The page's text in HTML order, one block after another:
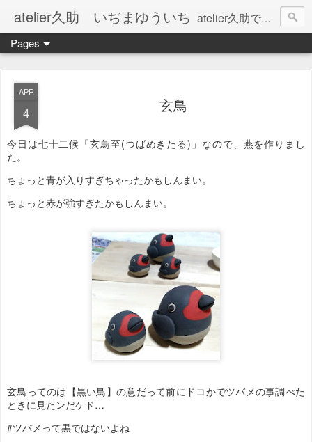
atelier久助 いぢまゆういち atelier久助では土と火から暖かなモノたちを生み出しています。 ご覧になられた方が和んで頂ければ幸いです。
Pages
APR
4 玄鳥
今日は七十二候「玄鳥至(つばめきたる)」なので、燕を作りまし
た。
ちょっと青が入りすぎちゃったかもしんまい。
ちょっと赤が強すぎたかもしんまい。
玄鳥ってのは【黒い鳥】の意だって前にドコかでツバメの事調べた
ときに見たンだケド…
#ツバメって黒ではないよね